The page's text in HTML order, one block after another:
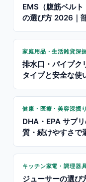
EMS（腹筋ベル
の選び方 2026｜
家庭用品・生活雑貨深
排水口・パイプク
タイプと安全な使
健康・医療・美容深掘り
DHA・EPA サプ
質・続けやすさで
キッチン家電・調理器
ジューサーの選